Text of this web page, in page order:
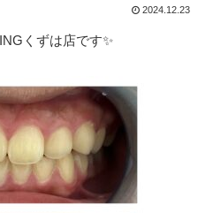
2024.12.23
くずは店です✨